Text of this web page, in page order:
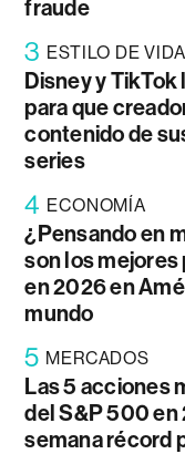
fraude
3 ESTILO DE VIDA
Disney y
para que
contenido de
series
4 ECONOMÍA
¿Pensando en
son los mejores
en 2026 en
mundo
5 MERCADOS
Las 5 acciones
del S&P 500 en
semana récord